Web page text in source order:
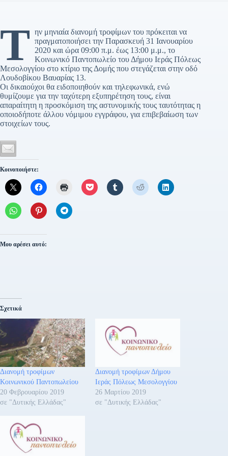
Τ ην μηνιαία διανομή τροφίμων του πρόκειται να
πραγματοποιήσει την Παρασκευή 31 Ιανουαρίου
2020 και ώρα 09:00 π.μ. έως 13:00 μ.μ., το
Κοινωνικό Παντοπωλείο του Δήμου Ιεράς Πόλεως
Μεσολογγίου στο κτίριο της Δομής που στεγάζεται στην οδό
Λουδοβίκου Βαυαρίας 13.
Οι δικαιούχοι θα ειδοποιηθούν και τηλεφωνικά, ενώ
θυμίζουμε για την ταχύτερη εξυπηρέτηση τους, είναι
απαραίτητη η προσκόμιση της αστυνομικής τους ταυτότητας η
οποιοδήποτε άλλου νόμιμου εγγράφου, για επιβεβαίωση των
στοιχείων τους.
Κοινοποιήστε:
Μου αρέσει αυτό:
Σχετικά
Διανομή τροφίμων
Κοινωνικού Παντοπωλείου
20 Φεβρουαρίου 2019
σε "Δυτικής Ελλάδας"
Διανομή τροφίμων Δήμου
Ιεράς Πόλεως Μεσολογγίου
26 Μαρτίου 2019
σε "Δυτικής Ελλάδας"